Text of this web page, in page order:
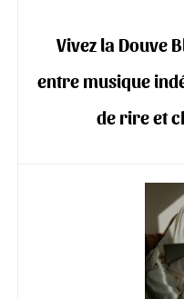
Vivez la Douve
entre musique
de rire et